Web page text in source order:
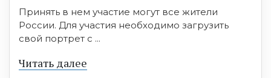
Принять в нем участие могут все жители
России. Для участия необходимо загрузить
свой портрет с ...
Читать далее